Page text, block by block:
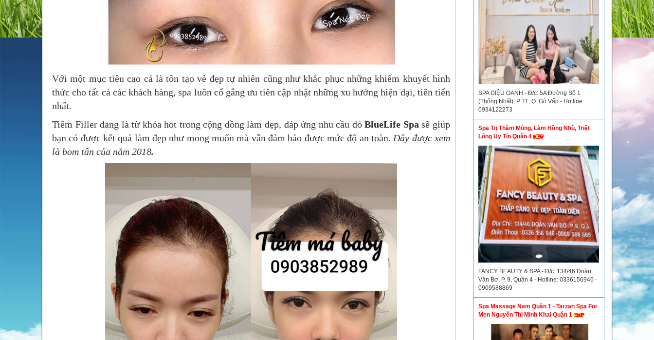
Với một mục tiêu cao cả là tôn tạo vẻ đẹp tự nhiên cũng như khắc phục những khiếm khuyết hình
thức cho tất cả các khách hàng, spa luôn cố gắng ưu tiên cập nhật những xu hướng hiện đại, tiên tiến
nhất.
Tiêm Filler đang là từ khóa hot trong cộng đồng làm đẹp, đáp ứng nhu cầu đóBlueLife Spa sẽ giúp
bạn có được kết quả làm đẹp như mong muốn mà vẫn đảm bảo được mức độ an toàn.Đây được xem
là bom tấn của năm 2018.
SPA DIỆU OANH - Đ/c: 5A Đường Số 1
(Thống Nhất), P. 11, Q. Gò Vấp - Hotline:
0934122273
Spa Trị Thâm Mông, Làm Hồng Nhũ, Triệt
Lông Uy Tín Quận 4
FANCY BEAUTY & SPA - Đ/c: 134/46 Đoàn
Văn Bơ, P. 9, Quận 4 - Hotline: 0336156946 -
0909588869
Spa Massage Nam Quận 1 - Tarzan Spa For
Men Nguyễn Thị Minh Khai Quận 1